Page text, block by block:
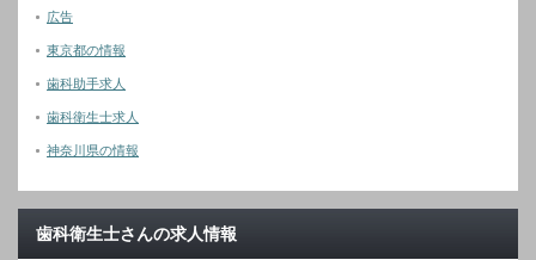
広告
東京都の情報
歯科助手求人
歯科衛生士求人
神奈川県の情報
歯科衛生士さんの求人情報